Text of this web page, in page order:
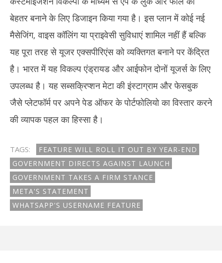
बेहतर बनाने के लिए डिजाइन किया गया है। इस प्लान में कोई नई
मैसेजिंग, वाइस कॉलिंग या प्राइवेसी सुविधाएं शामिल नहीं हैं बल्कि
यह पूरा तरह से यूजर एक्सपीरिएंस को व्यक्तिगत बनाने पर केंद्रित
है। भारत में यह विकल्प एंड्रायड और आईफोन दोनों यूजर्स के लिए
उपलब्ध है। यह सब्सक्रिप्शन मेटा की इंस्टाग्राम और फेसबुक
जैसे प्लेटफॉर्म पर अपने पेड ऑफर के पोर्टफोलियो का विस्तार करने
की व्यापक पहल का हिस्सा है।
TAGS:
FEATURE WILL ROLL IT OUT BY YEAR-END
GOVERNMENT DIRECTS AGAINST LAUNCH
GOVERNMENT TAKES A FIRM STANCE
META'S STATEMENT
WHATSAPP'S USERNAME FEATURE